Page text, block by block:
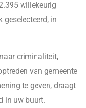
willekeurig
geselecteerd, in
criminaliteit,
van gemeente
te geven, draagt
in uw buurt.